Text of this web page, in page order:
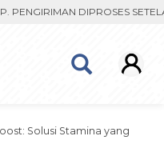
DIPROSES SETELAH
Solusi Stamina yang